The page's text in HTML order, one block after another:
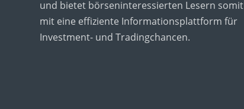
und bietet börseninteressierten Lesern somit
mit eine effiziente Informationsplattform für
Investment- und Tradingchancen.